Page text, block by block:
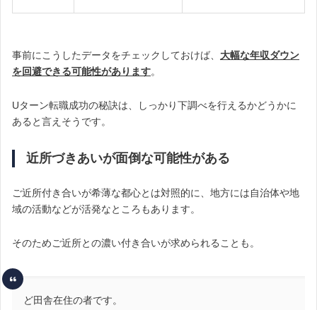
事前にこうしたデータをチェックしておけば、 大幅な年収ダウン
を回避できる可能性があります。
Uターン転職成功の秘訣は、しっかり下調べを行えるかどうかに
あると言えそうです。
近所づきあいが面倒な可能性がある
ご近所付き合いが希薄な都心とは対照的に、地方には自治体や地
域の活動などが活発なところもあります。
そのためご近所との濃い付き合いが求められることも。
ど田舎在住の者です。